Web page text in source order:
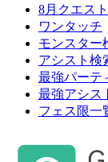
8月クエスト
ワンタッチ
モンスター
アシスト検
最強パーテ
最強アシス
フェス限一